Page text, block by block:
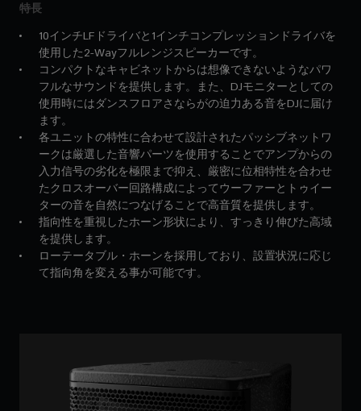
特長
10インチLFドライバと1インチコンプレッションドライバを
使用した2-Wayフルレンジスピーカーです。
コンパクトなキャビネットからは想像できないようなパワ
フルなサウンドを提供します。また、DJモニターとしての
使用時にはダンスフロアさならがの迫力ある音をDJに届け
ます。
各ユニットの特性に合わせて設計されたパッシブネットワ
ークは厳選した音響パーツを使用することでアンプからの
入力信号の劣化を極限まで抑え、厳密に位相特性を合わせ
たクロスオーバー回路構成によってウーファーとトゥイー
ターの音を自然につなげることで高音質を提供します。
指向性を重視したホーン形状により、すっきり伸びた高域
を提供します。
ローテータブル・ホーンを採用しており、設置状況に応じ
て指向角を変える事が可能です。